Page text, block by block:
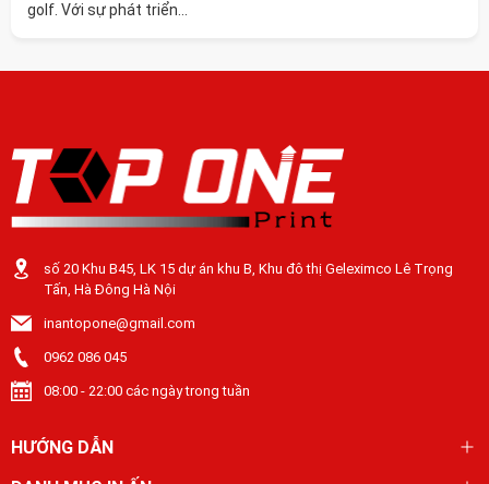
golf. Với sự phát triển...
số 20 Khu B45, LK 15 dự án khu B, Khu đô thị Geleximco Lê Trọng
Tấn, Hà Đông Hà Nội
inantopone@gmail.com
0962 086 045
08:00 - 22:00 các ngày trong tuần
HƯỚNG DẪN